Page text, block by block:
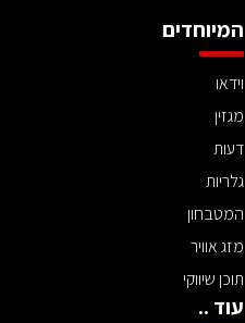
המיוחדים
וידאו
מגזין
דעות
גלריות
המטבחון
מזג אוויר
תוכן שיווקי
עוד ..